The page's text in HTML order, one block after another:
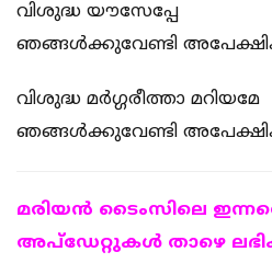
വിശുദ്ധ യൗസേപ്പേ
ഞങ്ങള്‍ക്കുവേണ്ടി
വിശുദ്ധ മര്‍ഗ്ഗരീത്താ മറിയമേ
ഞങ്ങള്‍ക്കുവേണ്ടി
മരിയന്‍ ടൈംസിലെ
അപ്ഡേറ്റുകള്‍ താഴെ